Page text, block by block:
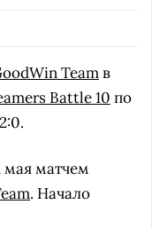
Teamв
Battle 10 по
мая матчем
. Начало